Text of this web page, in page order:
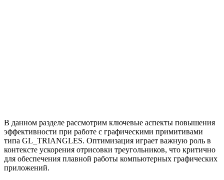
В данном разделе рассмотрим ключевые аспекты повышения
эффективности при работе с графическими примитивами
типа GL_TRIANGLES. Оптимизация играет важную роль в
контексте ускорения отрисовки треугольников, что критично
для обеспечения плавной работы компьютерных графических
приложений.